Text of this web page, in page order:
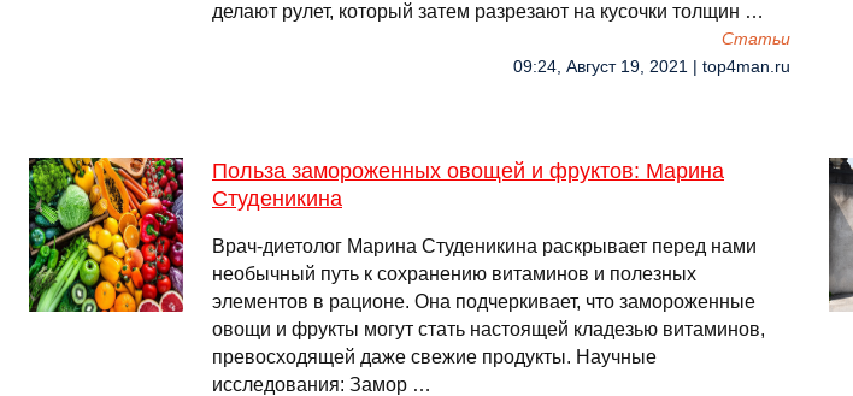
делают рулет, который затем разрезают на кусочки толщин …
Cтатьи
09:24, Август 19, 2021 | top4man.ru
Польза замороженных овощей и фруктов: Марина
Студеникина
Врач-диетолог Марина Студеникина раскрывает перед нами
необычный путь к сохранению витаминов и полезных
элементов в рационе. Она подчеркивает, что замороженные
овощи и фрукты могут стать настоящей кладезью витаминов,
превосходящей даже свежие продукты. Научные
исследования: Замор …